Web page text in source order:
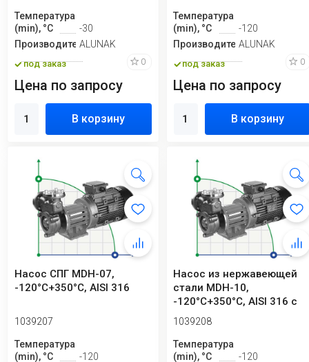
Температура
(min), °C
-30
ПроизводительALUNAK
под заказ 0
Цена по запросу
В корзину
Температура
(min), °C
-120
ПроизводительALUNAK
под заказ 0
Цена по запросу
В корзину
Насос СПГ MDH-07,
-120°C+350°C, AISI 316
1039207
Температура
(min), °C
-120
Насос из нержавеющей
стали MDH-10,
-120°C+350°C, AISI 316 с
магнитной муфтой
1039208
Температура
(min), °C
-120